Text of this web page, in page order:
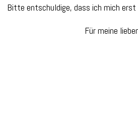
Bitte entschuldige, dass ich mich
Für meine